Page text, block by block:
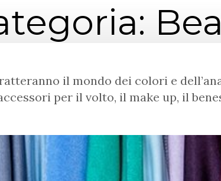
il mondo dei colori e
per il volto, il make up, il